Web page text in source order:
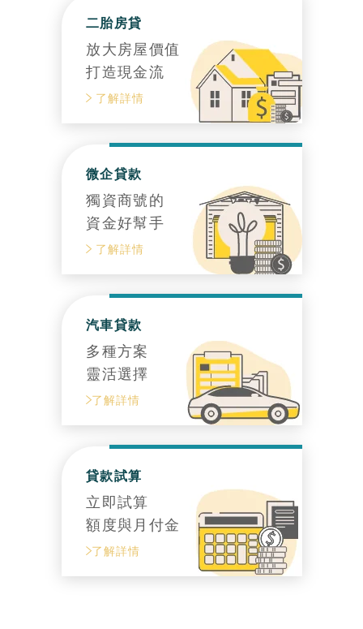
二胎房貸
放大房屋價值
打造現金流
了解詳情
微企貸款
獨資商號的
資金好幫手
了解詳情
汽車貸款
多種方案
靈活選擇
了解詳情
貸款試算
立即試算
額度與月付金
了解詳情